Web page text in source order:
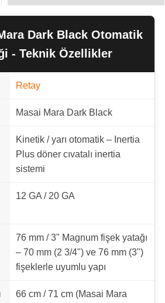
Dark Black Otomatik
- Teknik Özellikler
Retay
Masai Mara Dark Black
Kinetik / yarı otomatik – Inertia
Plus döner cıvatalı inertia
sistemi
12 GA / 20 GA
76 mm / 3" Magnum fişek yatağı
– 70 mm (2 3/4") ve 76 mm (3")
fişeklerle uyumlu yapı
66 cm / 71 cm (Masai Mara